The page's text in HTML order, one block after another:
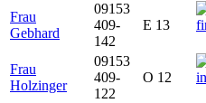
Frau
Gebhard
09153
409-
142
E 13
Frau
Holzinger
09153
409-
122
O 12